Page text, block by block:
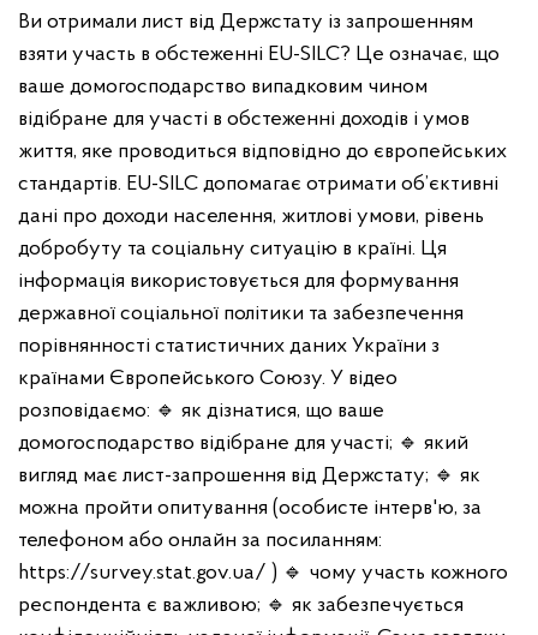
Ви отримали лист від Держстату із запрошенням
взяти участь в обстеженні EU-SILC? Це означає, що
ваше домогосподарство випадковим чином
відібране для участі в обстеженні доходів і умов
життя, яке проводиться відповідно до європейських
стандартів. EU-SILC допомагає отримати об’єктивні
дані про доходи населення, житлові умови, рівень
добробуту та соціальну ситуацію в країні. Ця
інформація використовується для формування
державної соціальної політики та забезпечення
порівнянності статистичних даних України з
країнами Європейського Союзу. У відео
розповідаємо: 🔹 як дізнатися, що ваше
домогосподарство відібране для участі; 🔹 який
вигляд має лист-запрошення від Держстату; 🔹 як
можна пройти опитування (особисте інтерв'ю, за
телефоном або онлайн за посиланням:
https://survey.stat.gov.ua/ ) 🔹 чому участь кожного
респондента є важливою; 🔹 як забезпечується